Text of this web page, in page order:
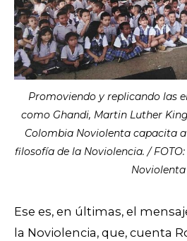
Promoviendo y replicando las
como Ghandi, Martin Luther
Colombia Noviolenta capacita
filosofía de la Noviolencia. /
Noviolenta
Ese es, en últimas, el
la Noviolencia, que, cuenta